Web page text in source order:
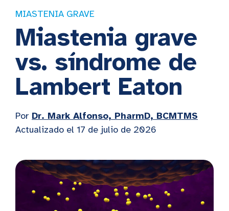
MIASTENIA GRAVE
Miastenia grave
vs. síndrome de
Lambert Eaton
Por Dr. Mark Alfonso, PharmD, BCMTMS
Actualizado el 17 de julio de 2026